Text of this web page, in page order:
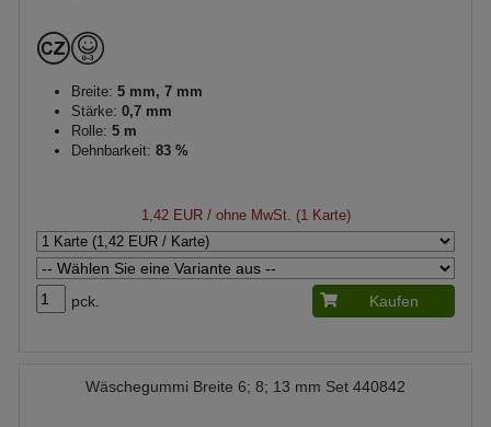
Breite: 5 mm, 7 mm
Stärke: 0,7 mm
Rolle: 5 m
Dehnbarkeit: 83 %
1,42 EUR/ ohne MwSt. (1 Karte)
pck. Kaufen
Wäschegummi Breite 6; 8; 13 mm Set 440842